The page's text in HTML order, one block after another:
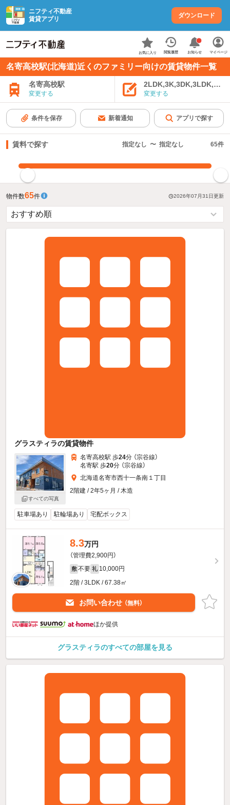
ニフティ不動産
賃貸アプリ
ダウンロード
お気に入り 閲覧履歴 お知らせ マイページ
名寄高校駅(北海道)近くのファミリー向けの賃貸物件一覧
名寄高校駅
変更する 変更する
条件を保存 新着通知 アプリで探す
賃料で探す 指定なし 〜 指定なし 65件
物件数65件 2026年07月31日更新
グラスティラの賃貸物件
すべての写真
名寄高校駅 歩24分 （宗谷線）
名寄駅 歩20分 （宗谷線）
北海道名寄市西十一条南１丁目
2階建 / 2年5ヶ月 / 木造
駐車場あり 駐輪場あり 宅配ボックス
8.3万円
（管理費2,900円）
敷 不要 礼 10,000円
2階 / 3LDK / 67.38㎡
お問い合わせ （無料）
ほか提供
グラスティラのすべての部屋を見る